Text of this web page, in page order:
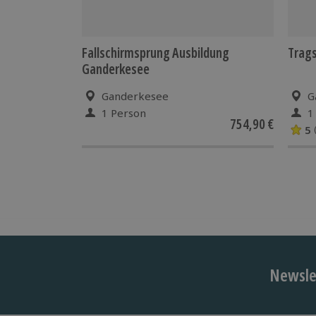
Fallschirmsprung Ausbildung
Ganderkesee
Ganderkesee
1 Person
754,90 €
5